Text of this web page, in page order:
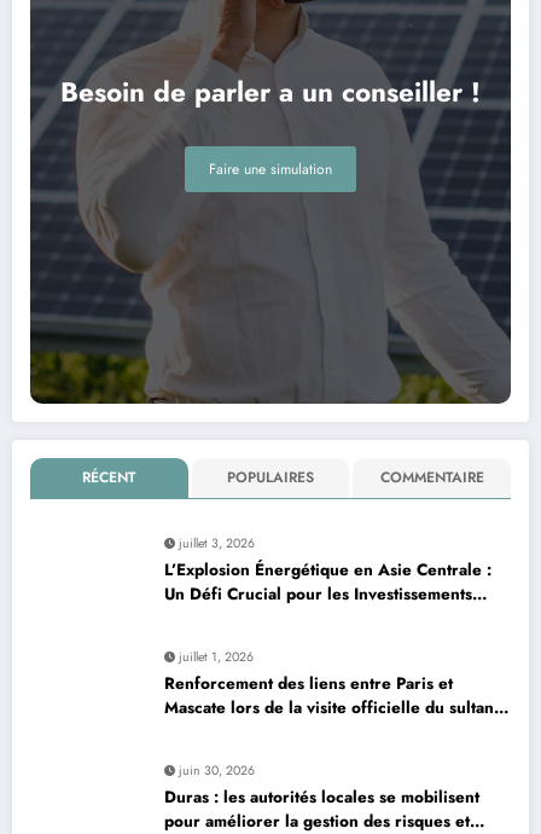
Besoin de parler a un conseiller !
Faire une simulation
RÉCENT POPULAIRES COMMENTAIRE
juillet 3, 2026
L’Explosion Énergétique en Asie Centrale :
Un Défi Crucial pour les Investissements
juillet 1, 2026
Renforcement des liens entre Paris et
Mascate lors de la visite officielle du sultan
juin 30, 2026
Duras : les autorités locales se mobilisent
pour améliorer la gestion des risques et